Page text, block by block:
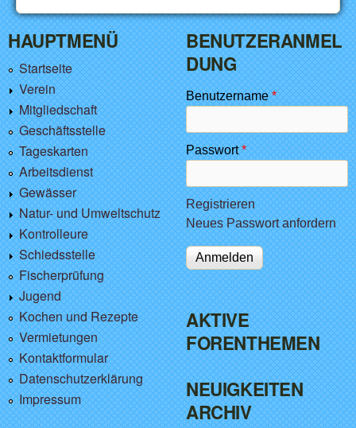
HAUPTMENÜ
Startseite
Verein
Mitgliedschaft
Geschäftsstelle
Tageskarten
Arbeitsdienst
Gewässer
Natur- und Umweltschutz
Kontrolleure
Schiedsstelle
Fischerprüfung
Jugend
Kochen und Rezepte
Vermietungen
Kontaktformular
Datenschutzerklärung
Impressum
BENUTZERANMEL
DUNG
Benutzername*
Passwort*
Registrieren
Neues Passwort anfordern
AKTIVE
FORENTHEMEN
NEUIGKEITEN
ARCHIV